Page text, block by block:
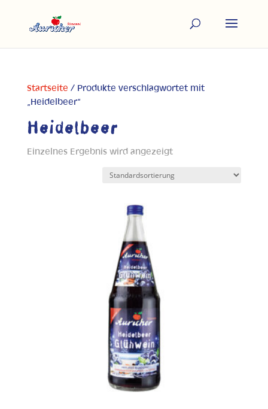
Startseite / Produkte verschlagwortet mit
„Heidelbeer“
Heidelbeer
Einzelnes Ergebnis wird angezeigt